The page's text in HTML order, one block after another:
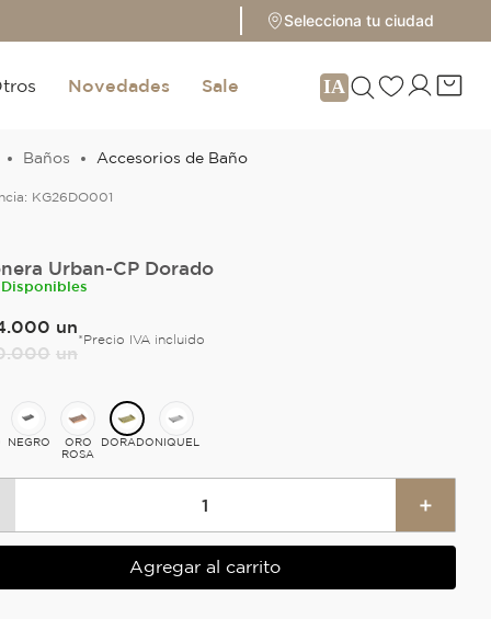
Selecciona tu ciudad
Novedades Sale
Baños Accesorios de Baño
KG26DO001
Urban-CP Dorado
Disponibles
.000 un
.000 un
*Precio IVA incluido
NEGRO
ORO
ROSA
DORADONIQUEL
＋
Agregar al carrito